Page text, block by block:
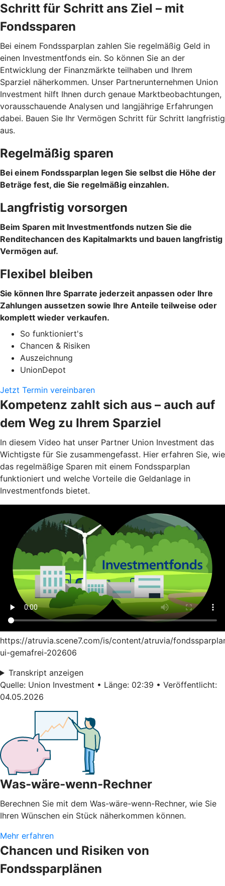
Schritt für Schritt ans Ziel – mit
Fondssparen
Bei einem Fondssparplan zahlen Sie regelmäßig Geld in
einen Investmentfonds ein. So können Sie an der
Entwicklung der Finanzmärkte teilhaben und Ihrem
Sparziel näherkommen. Unser Partnerunternehmen Union
Investment hilft Ihnen durch genaue Marktbeobachtungen,
vorausschauende Analysen und langjährige Erfahrungen
dabei. Bauen Sie Ihr Vermögen Schritt für Schritt langfristig
aus.
Regelmäßig sparen
Bei einem Fondssparplan legen Sie selbst die Höhe der
Beträge fest, die Sie regelmäßig einzahlen.
Langfristig vorsorgen
Beim Sparen mit Investmentfonds nutzen Sie die
Renditechancen des Kapitalmarkts und bauen langfristig
Vermögen auf.
Flexibel bleiben
Sie können Ihre Sparrate jederzeit anpassen oder Ihre
Zahlungen aussetzen sowie Ihre Anteile teilweise oder
komplett wieder verkaufen.
So funktioniert's
Chancen & Risiken
Auszeichnung
UnionDepot
Jetzt Termin vereinbaren
Kompetenz zahlt sich aus – auch auf
dem Weg zu Ihrem Sparziel
In diesem Video hat unser Partner Union Investment das
Wichtigste für Sie zusammengefasst. Hier erfahren Sie, wie
das regelmäßige Sparen mit einem Fondssparplan
funktioniert und welche Vorteile die Geldanlage in
Investmentfonds bietet.
https://atruvia.scene7.com/is/content/atruvia/
ui-gemafrei-202606
Transkript anzeigen
Quelle: Union Investment • Länge: 02:39 • Veröffentlicht:
04.05.2026
Was-wäre-wenn-Rechner
Berechnen Sie mit dem Was-wäre-wenn-Rechner, wie Sie
Ihren Wünschen ein Stück näherkommen können.
Mehr erfahren
Chancen und Risiken von
Fondssparplänen